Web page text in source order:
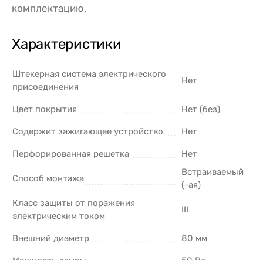
комплектацию.
Характеристики
Штекерная система электрического
присоединения
Нет
Цвет покрытия Нет (без)
Содержит зажигающее устройство Нет
Перфорированная решетка Нет
Способ монтажа
Встраиваемый
(-ая)
Класс защиты от поражения
электрическим током
III
Внешний диаметр 80 мм